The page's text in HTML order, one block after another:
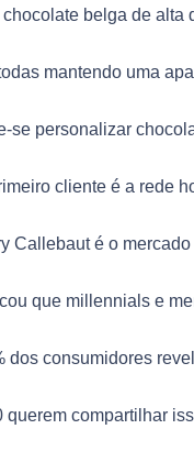
belga de alta
mantendo uma
se personalizar
cliente é a rede
Callebaut é o
que millennials e
dos consumidores
querem compartilhar